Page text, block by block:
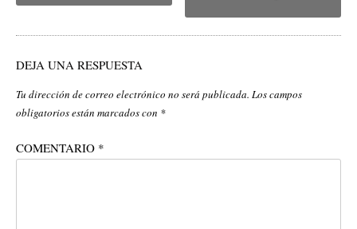
DEJA UNA RESPUESTA
Tu dirección de correo electrónico no será publicada. Los campos
obligatorios están marcados con *
COMENTARIO *